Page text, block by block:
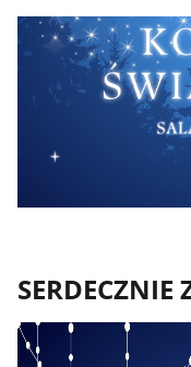
SERDECZNIE